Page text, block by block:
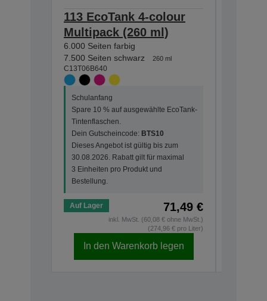
113 EcoTank 4-colour
Multipack (260 ml)
6.000 Seiten farbig
7.500 Seiten schwarz
260 ml
C13T06B640
Schulanfang
Spare 10 % auf ausgewählte EcoTank-
Tintenflaschen.
Dein Gutscheincode: BTS10
Dieses Angebot ist gültig bis zum
30.08.2026. Rabatt gilt für maximal
3 Einheiten pro Produkt und
Bestellung.
Auf Lager 71,49 €
inkl. MwSt. (60,08 € ohne MwSt.)
(274,96 € pro Liter)
In den Warenkorb legen